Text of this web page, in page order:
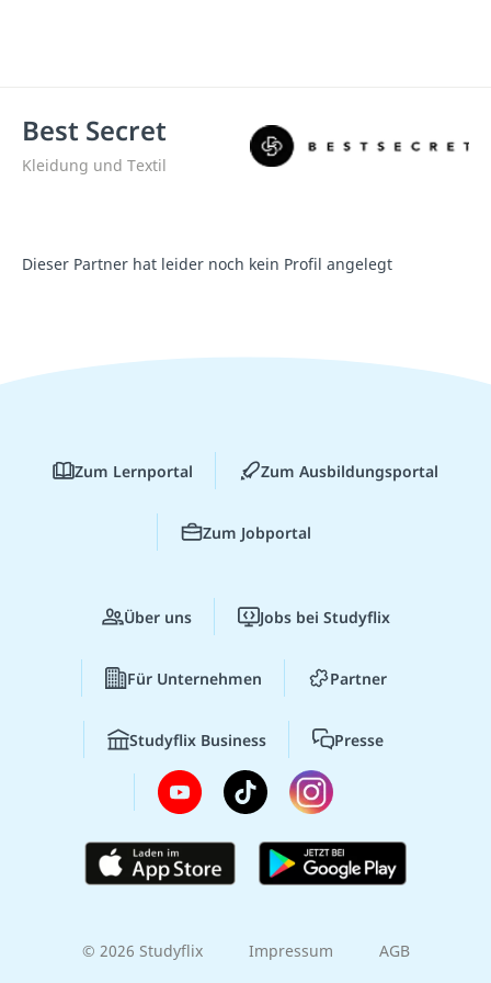
Best Secret
Kleidung und Textil
Dieser Partner hat leider noch kein Profil angelegt
Zum Lernportal Zum Ausbildungsportal
Zum Jobportal
Über uns Jobs bei Studyflix
Für Unternehmen Partner
Studyflix Business Presse
© 2026 Studyflix Impressum AGB